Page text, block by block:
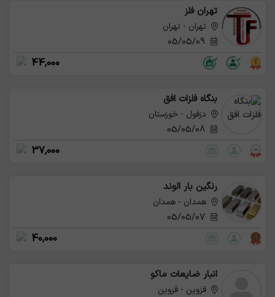
تهران فلز
تهران - تهران
44,000
بنگاه فلزات افق
دزفول - خوزستان
05/05/08
37,000
رنگین بار الوند
همدان - همدان
05/05/07
40,000
انبار ضایعات ماکو
قزوین - قزوین